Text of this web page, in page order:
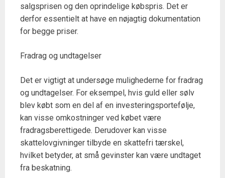
salgsprisen og den oprindelige købspris. Det er
derfor essentielt at have en nøjagtig dokumentation
for begge priser.
Fradrag og undtagelser
Det er vigtigt at undersøge mulighederne for fradrag
og undtagelser. For eksempel, hvis guld eller sølv
blev købt som en del af en investeringsportefølje,
kan visse omkostninger ved købet være
fradragsberettigede. Derudover kan visse
skattelovgivninger tilbyde en skattefri tærskel,
hvilket betyder, at små gevinster kan være undtaget
fra beskatning.